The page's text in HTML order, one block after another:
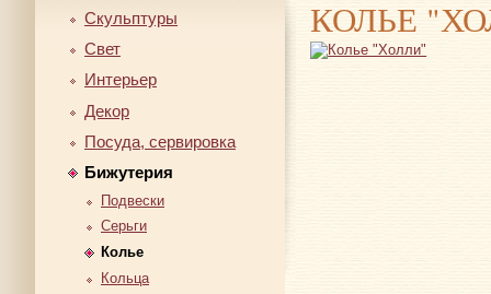
Скульптуры
Свет
Интерьер
Декор
Посуда, сервировка
Бижутерия
Подвески
Серьги
Колье
Кольца
КОЛЬЕ